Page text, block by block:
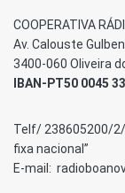
COOPERATIVA
Av. Calouste
3400-060 Oliveira
IBAN-PT50 0045
Telf/ 238605200/
fixa nacional”
E-mail: